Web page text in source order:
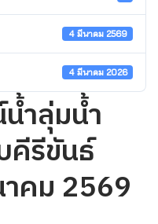
4 มีนาคม 2569
4 มีนาคม 2026
ำลุ่มน้ำ
คีรีขันธ์
คม 2569